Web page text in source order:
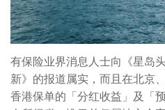
有保险业界消息人士向《星岛
新》的报道属实，而且在北京
香港保单的「分红收益」及「